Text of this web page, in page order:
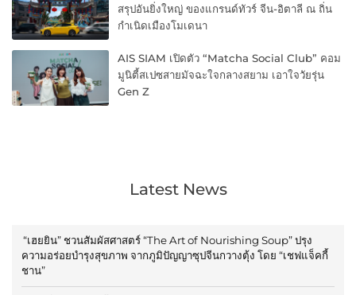
สรุปอันยิ่งใหญ่ ของแกรนด์ทัวร์ จีน-อิตาลี ณ ถิ่น
กำเนิดเมืองโมเดนา
AIS SIAM เปิดตัว “Matcha Social Club” คอม
มูนิตี้สเปซสายมัจฉะใจกลางสยาม เอาใจวัยรุ่น
Gen Z
Latest News
“เฮยยิน” ชวนสัมผัสศาสตร์ “The Art of Nourishing Soup” ปรุง
ความอร่อยบำรุงสุขภาพ จากภูมิปัญญาซุปจีนกวางตุ้ง โดย “เชฟแจ็คกี้
ชาน”